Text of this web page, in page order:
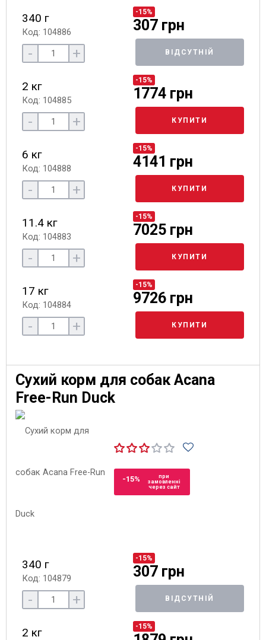
340 г
Код: 104886
-15%
307 грн
- + ВІДСУТНІЙ
2 кг
Код: 104885
-15%
1774 грн
- + КУПИТИ
6 кг
Код: 104888
-15%
4141 грн
- + КУПИТИ
11.4 кг
Код: 104883
-15%
7025 грн
- + КУПИТИ
17 кг
Код: 104884
-15%
9726 грн
- + КУПИТИ
Сухий корм для собак Acana
Free-Run Duck
-15%
при
замовленні
через сайт
340 г
Код: 104879
-15%
307 грн
- + ВІДСУТНІЙ
2 кг -15%